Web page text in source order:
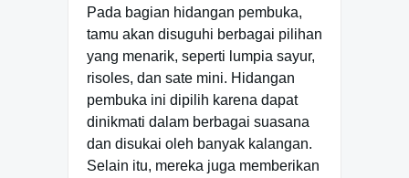
Pada bagian hidangan pembuka,
tamu akan disuguhi berbagai pilihan
yang menarik, seperti lumpia sayur,
risoles, dan sate mini. Hidangan
pembuka ini dipilih karena dapat
dinikmati dalam berbagai suasana
dan disukai oleh banyak kalangan.
Selain itu, mereka juga memberikan